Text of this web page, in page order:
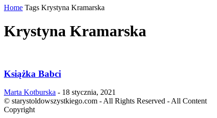
Home Tags Krystyna Kramarska
Krystyna Kramarska
Książka Babci
Marta Kotburska - 18 stycznia, 2021
© starystoldowszystkiego.com - All Rights Reserved - All Content
Copyright